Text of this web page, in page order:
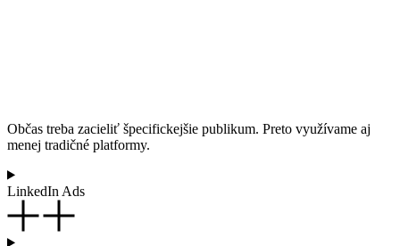
Občas treba zacieliť špecifickejšie publikum. Preto využívame aj
menej tradičné platformy.
LinkedIn Ads